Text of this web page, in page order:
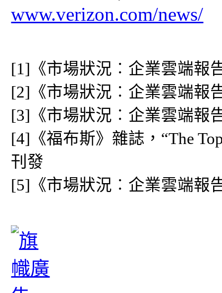
www.verizon.com/news/
[1]《市場狀況︰企業雲端報
[2]《市場狀況︰企業雲端報
[3]《市場狀況︰企業雲端報
[4]《福布斯》雜誌，“The
刊發
[5]《市場狀況︰企業雲端報